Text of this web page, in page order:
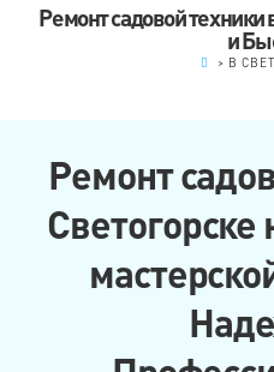
Ремонт садовой
и
> В
Ремонт
Светогорске